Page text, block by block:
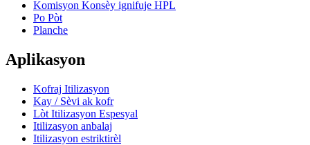
Komisyon Konsèy ignifuje HPL
Po Pòt
Planche
Aplikasyon
Kofraj Itilizasyon
Kay / Sèvi ak kofr
Lòt Itilizasyon Espesyal
Itilizasyon anbalaj
Itilizasyon estriktirèl